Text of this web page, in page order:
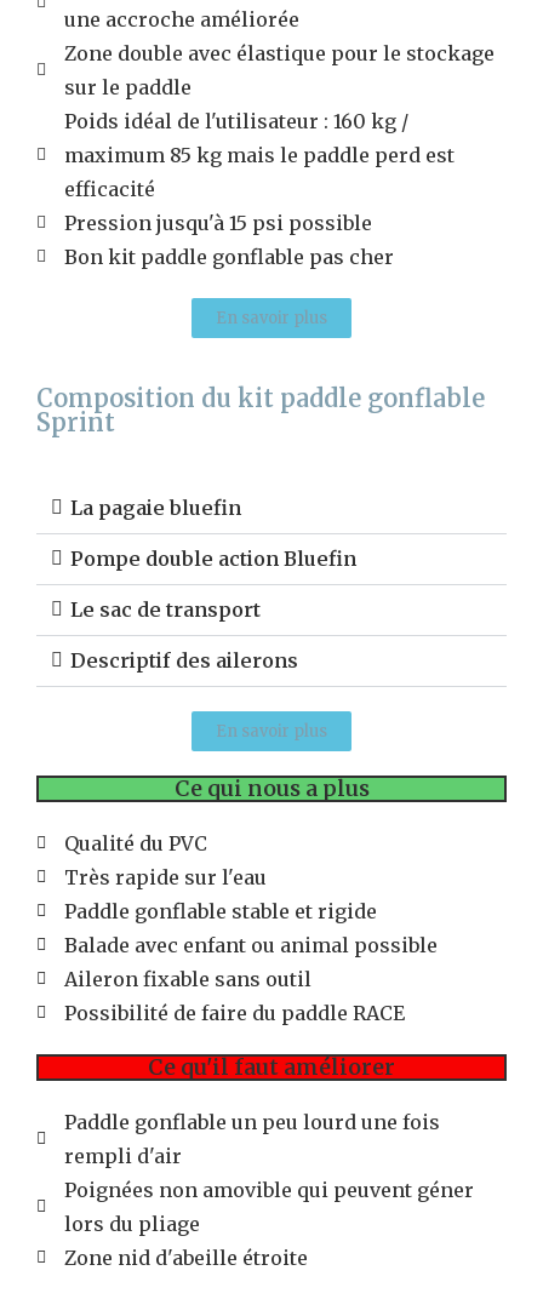
une accroche améliorée
Zone double avec élastique pour le stockage
sur le paddle
Poids idéal de l'utilisateur : 160 kg /
maximum 85 kg mais le paddle perd est
efficacité
Pression jusqu'à 15 psi possible
Bon kit paddle gonflable pas cher
En savoir plus
Composition du kit paddle gonflable
Sprint
La pagaie bluefin
Pompe double action Bluefin
Le sac de transport
Descriptif des ailerons
En savoir plus
Ce qui nous a plus
Qualité du PVC
Très rapide sur l'eau
Paddle gonflable stable et rigide
Balade avec enfant ou animal possible
Aileron fixable sans outil
Possibilité de faire du paddle RACE
Ce qu'il faut améliorer
Paddle gonflable un peu lourd une fois
rempli d'air
Poignées non amovible qui peuvent géner
lors du pliage
Zone nid d'abeille étroite